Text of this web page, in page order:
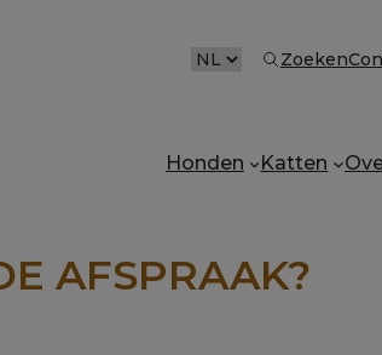
CHOOSE
Zoeken
Honden Katten
AFSPRAAK?